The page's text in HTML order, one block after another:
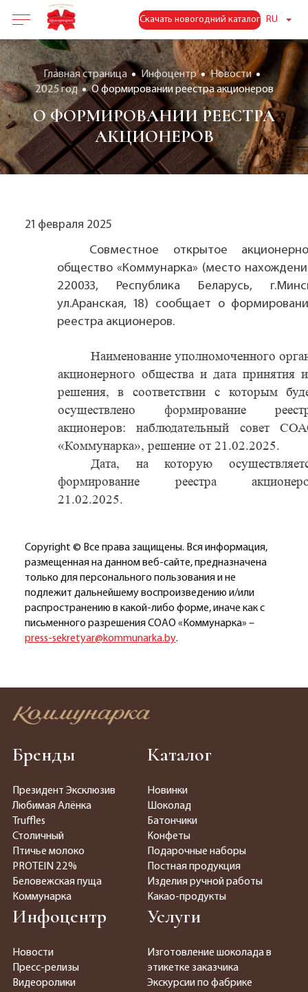
Скачать новогодний каталог RU
Главная страница Инфоцентр
Новости
2025 год
О формировании реестра акционеров
О ФОРМИРОВАНИИ РЕЕСТРА
АКЦИОНЕРОВ
21 февраля 2025
Совместное открытое
общество «Коммунарка» (место
220033, Республика Беларусь,
ул.Аранская, 18) сообщает о
реестра акционеров.
Наименование уполномоченного
акционерного общества и дата принятия
решения, в соответствии с которым
осуществлено формирование
акционеров: наблюдательный совет
«Коммунарка», решение от 21.02.2025.
Дата, на которую
формирование реестра
21.02.2025.
Copyright © Все права защищены. Вся информация,
размещенная на данном веб-сайте, предназначена
только для персонального пользования и не
подлежит дальнейшему воспроизведению и/или
распространению в какой-либо форме, иначе как с
письменного разрешения СОАО «Коммунарка» –
press-sekretyar@kommunarka.by.
Бренды
Президент Эксклюзив
Любимая Алёнка
Truffles
Столичный
Птичье молоко
PROTEIN 22%
Беловежская пуща
Коммунарка
Каталог
Новинки
Шоколад
Батончики
Конфеты
Подарочные наборы
Постная продукция
Изделия ручной работы
Какао-продукты
Инфоцентр
Новости
Пресс-релизы
Видеоролики
Услуги
Изготовление шоколада в
этикетке заказчика
Экскурсии по фабрике